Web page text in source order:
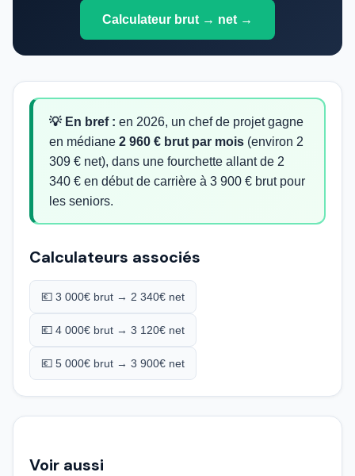
Calculateur brut → net →
💡 En bref : en 2026, un chef de projet gagne
en médiane 2 960 € brut par mois (environ 2
309 € net), dans une fourchette allant de 2
340 € en début de carrière à 3 900 € brut pour
les seniors.
Calculateurs associés
💶 3 000€ brut → 2 340€ net
💶 4 000€ brut → 3 120€ net
💶 5 000€ brut → 3 900€ net
Voir aussi